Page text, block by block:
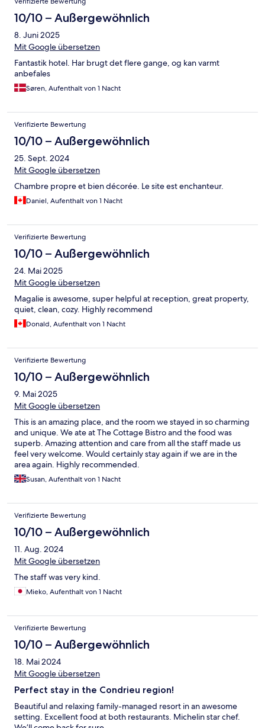
10/10 – Außergewöhnlich
8. Juni 2025
Mit Google übersetzen
Fantastik hotel. Har brugt det flere gange, og kan varmt
anbefales
Søren, Aufenthalt von 1 Nacht
Verifizierte Bewertung
10/10 – Außergewöhnlich
25. Sept. 2024
Mit Google übersetzen
Chambre propre et bien décorée. Le site est enchanteur.
Daniel, Aufenthalt von 1 Nacht
Verifizierte Bewertung
10/10 – Außergewöhnlich
24. Mai 2025
Mit Google übersetzen
Magalie is awesome, super helpful at reception, great property,
quiet, clean, cozy. Highly recommend
Donald, Aufenthalt von 1 Nacht
Verifizierte Bewertung
10/10 – Außergewöhnlich
9. Mai 2025
Mit Google übersetzen
This is an amazing place, and the room we stayed in so charming
and unique. We ate at The Cottage Bistro and the food was
superb. Amazing attention and care from all the staff made us
feel very welcome. Would certainly stay again if we are in the
area again. Highly recommended.
Susan, Aufenthalt von 1 Nacht
Verifizierte Bewertung
10/10 – Außergewöhnlich
11. Aug. 2024
Mit Google übersetzen
The staff was very kind.
Mieko, Aufenthalt von 1 Nacht
Verifizierte Bewertung
10/10 – Außergewöhnlich
18. Mai 2024
Mit Google übersetzen
Perfect stay in the Condrieu region!
Beautiful and relaxing family-managed resort in an awesome
setting. Excellent food at both restaurants. Michelin star chef.